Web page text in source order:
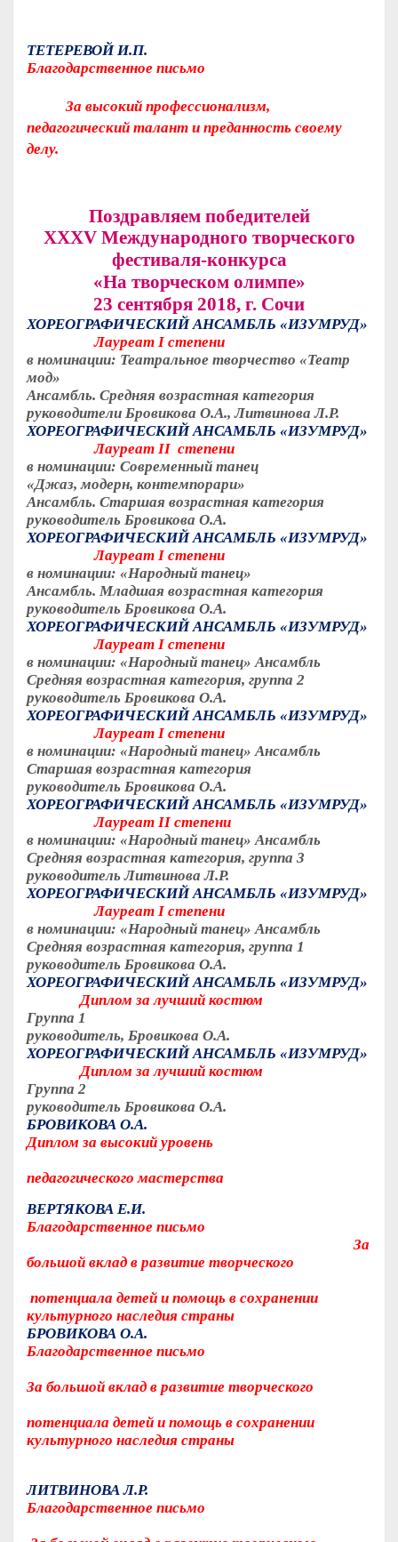
ТЕТЕРЕВОЙ И.П.
Благодарственное письмо
За высокий профессионализм,
педагогический талант и преданность своему
делу.
Поздравляем победителей
XXXV Международного творческого
фестиваля-конкурса
«На творческом олимпе»
23 сентября 2018, г. Сочи
ХОРЕОГРАФИЧЕСКИЙ АНСАМБЛЬ «ИЗУМРУД»
Лауреат I степени
в номинации: Театральное творчество «Театр
мод»
Ансамбль. Средняя возрастная категория
руководители Бровикова О.А., Литвинова Л.Р.
ХОРЕОГРАФИЧЕСКИЙ АНСАМБЛЬ «ИЗУМРУД»
Лауреат II степени
в номинации: Современный танец
«Джаз, модерн, контемпорари»
Ансамбль. Старшая возрастная категория
руководитель Бровикова О.А.
ХОРЕОГРАФИЧЕСКИЙ АНСАМБЛЬ «ИЗУМРУД»
Лауреат I степени
в номинации: «Народный танец»
Ансамбль. Младшая возрастная категория
руководитель Бровикова О.А.
ХОРЕОГРАФИЧЕСКИЙ АНСАМБЛЬ «ИЗУМРУД»
Лауреат I степени
в номинации: «Народный танец» Ансамбль
Средняя возрастная категория, группа 2
руководитель Бровикова О.А.
ХОРЕОГРАФИЧЕСКИЙ АНСАМБЛЬ «ИЗУМРУД»
Лауреат I степени
в номинации: «Народный танец» Ансамбль
Старшая возрастная категория
руководитель Бровикова О.А.
ХОРЕОГРАФИЧЕСКИЙ АНСАМБЛЬ «ИЗУМРУД»
Лауреат II степени
в номинации: «Народный танец» Ансамбль
Средняя возрастная категория, группа 3
руководитель Литвинова Л.Р.
ХОРЕОГРАФИЧЕСКИЙ АНСАМБЛЬ «ИЗУМРУД»
Лауреат I степени
в номинации: «Народный танец» Ансамбль
Средняя возрастная категория, группа 1
руководитель Бровикова О.А.
ХОРЕОГРАФИЧЕСКИЙ АНСАМБЛЬ «ИЗУМРУД»
Диплом за лучший костюм
Группа 1
руководитель, Бровикова О.А.
ХОРЕОГРАФИЧЕСКИЙ АНСАМБЛЬ «ИЗУМРУД»
Диплом за лучший костюм
Группа 2
руководитель Бровикова О.А.
БРОВИКОВА О.А.
Диплом за высокий уровень
педагогического мастерства
ВЕРТЯКОВА Е.И.
Благодарственное письмо
За
большой вклад в развитие творческого
потенциала детей и помощь в сохранении
культурного наследия страны
БРОВИКОВА О.А.
Благодарственное письмо
За большой вклад в развитие творческого
потенциала детей и помощь в сохранении
культурного наследия страны
ЛИТВИНОВА Л.Р.
Благодарственное письмо